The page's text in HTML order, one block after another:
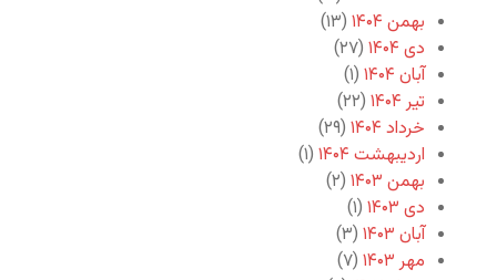
بهمن ۱۴۰۴
(۱۳)
دی ۱۴۰۴
(۲۷)
آبان ۱۴۰۴
(۱)
تیر ۱۴۰۴
(۲۲)
خرداد ۱۴۰۴
(۲۹)
اردیبهشت ۱۴۰۴
(۱)
بهمن ۱۴۰۳
(۲)
دی ۱۴۰۳
(۱)
آبان ۱۴۰۳
(۳)
مهر ۱۴۰۳
(۷)